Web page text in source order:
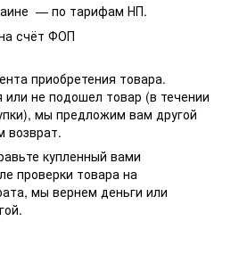
— по тарифам НП.
счёт ФОП
приобретения товара.
не подошел товар (в течении
мы предложим вам другой
возврат.
купленный вами
проверки товара на
мы вернем деньги или